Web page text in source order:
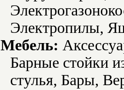
Электропилы,
Мебель:
Барные стойки
стулья, Бары,